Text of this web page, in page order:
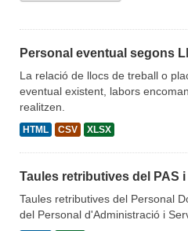
Personal eventual segons
La relació de llocs de treball o
eventual existent, labors
realitzen.
HTML CSV XLSX
Taules retributives del PAS i
Taules retributives del Personal
del Personal d'Administració i